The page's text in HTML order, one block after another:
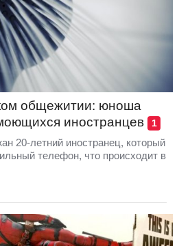
общежитии: юноша
иностранцев
1
20-летний иностранец, который
телефон, что происходит в